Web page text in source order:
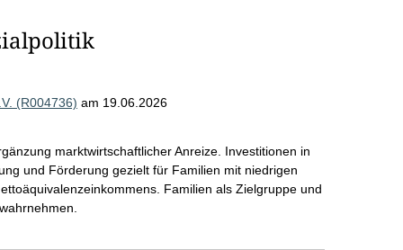
(R004736) am 19.06.2026
marktwirtschaftlicher Anreize. Investitionen in
und Förderung gezielt für Familien mit niedrigen
Familien als Zielgruppe und